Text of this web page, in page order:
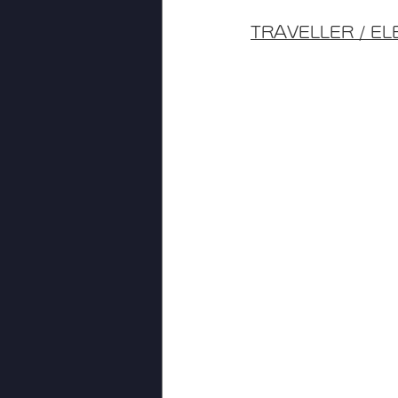
TRAVELLER /